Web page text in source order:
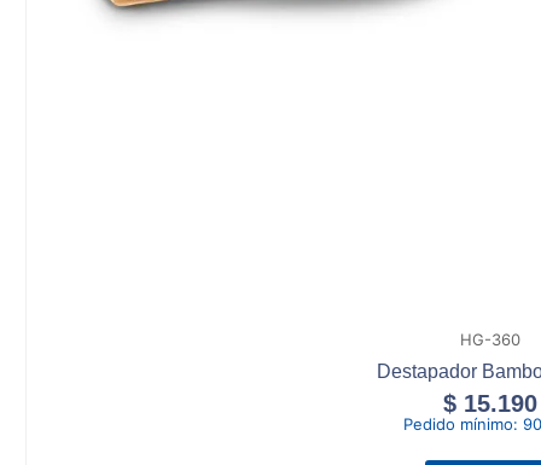
HG-360
Destapador
$15.190
Pedido mínimo: